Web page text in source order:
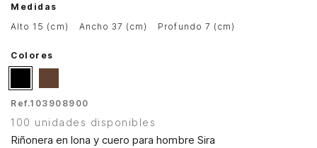
Medidas
alto 15 (cm)
ancho 37 (cm) profundo 7 (cm)
Colores
Ref.103908900
100 unidades disponibles
Riñonera en lona y cuero para hombre Sira